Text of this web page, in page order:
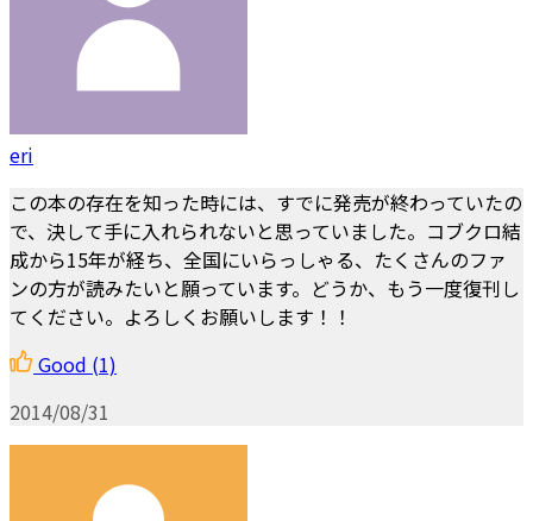
eri
この本の存在を知った時には、すでに発売が終わっていたの
で、決して手に入れられないと思っていました。コブクロ結
成から15年が経ち、全国にいらっしゃる、たくさんのファ
ンの方が読みたいと願っています。どうか、もう一度復刊し
てください。よろしくお願いします！！
Good (1)
2014/08/31